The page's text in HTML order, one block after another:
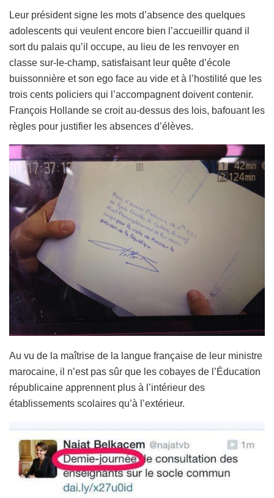
Leur président signe les mots d’absence des quelques
adolescents qui veulent encore bien l’accueillir quand il
sort du palais qu’il occupe, au lieu de les renvoyer en
classe sur-le-champ, satisfaisant leur quête d’école
buissonnière et son ego face au vide et à l’hostilité que les
trois cents policiers qui l’accompagnent doivent contenir.
François Hollande se croit au-dessus des lois, bafouant les
règles pour justifier les absences d’élèves.
Au vu de la maîtrise de la langue française de leur ministre
marocaine, il n’est pas sûr que les cobayes de l’Éducation
républicaine apprennent plus à l’intérieur des
établissements scolaires qu’à l’extérieur.